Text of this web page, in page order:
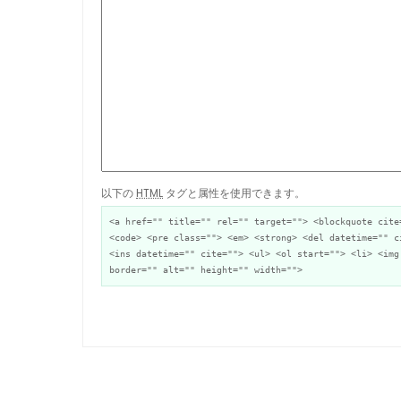
以下の HTML タグと属性を使用できます。
<a href="" title="" rel="" target=""> <blockquote
<code> <pre class=""> <em> <strong> <del datetime=""
<ins datetime="" cite=""> <ul> <ol start=""> <li>
border="" alt="" height="" width="">